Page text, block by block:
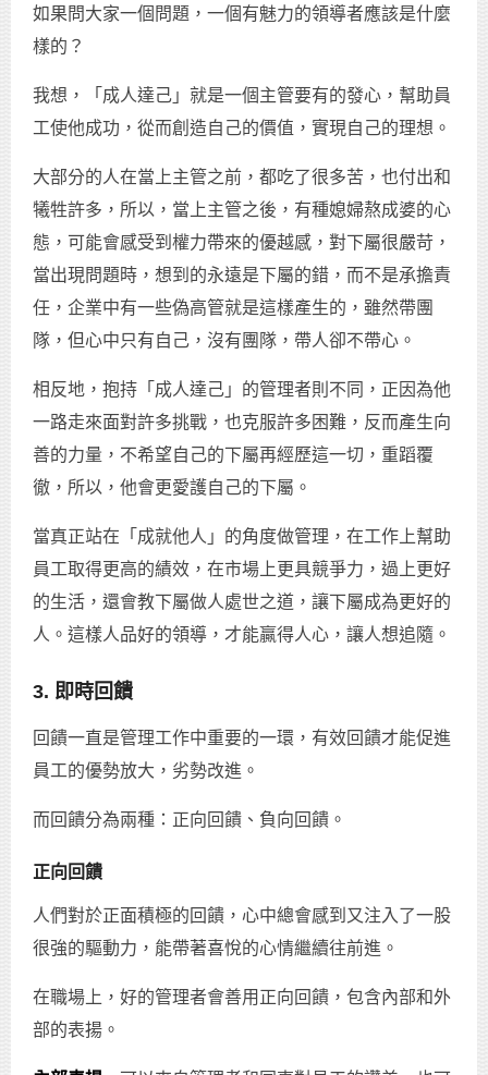
如果問大家一個問題，一個有魅力的領導者應該是什麼
樣的？
我想，「成人達己」就是一個主管要有的發心，幫助員
工使他成功，從而創造自己的價值，實現自己的理想。
大部分的人在當上主管之前，都吃了很多苦，也付出和
犧牲許多，所以，當上主管之後，有種媳婦熬成婆的心
態，可能會感受到權力帶來的優越感，對下屬很嚴苛，
當出現問題時，想到的永遠是下屬的錯，而不是承擔責
任，企業中有一些偽高管就是這樣產生的，雖然帶團
隊，但心中只有自己，沒有團隊，帶人卻不帶心。
相反地，抱持「成人達己」的管理者則不同，正因為他
一路走來面對許多挑戰，也克服許多困難，反而產生向
善的力量，不希望自己的下屬再經歷這一切，重蹈覆
徹，所以，他會更愛護自己的下屬。
當真正站在「成就他人」的角度做管理，在工作上幫助
員工取得更高的績效，在市場上更具競爭力，過上更好
的生活，還會教下屬做人處世之道，讓下屬成為更好的
人。這樣人品好的領導，才能贏得人心，讓人想追隨。
3. 即時回饋
回饋一直是管理工作中重要的一環，有效回饋才能促進
員工的優勢放大，劣勢改進。
而回饋分為兩種：正向回饋、負向回饋。
正向回饋
人們對於正面積極的回饋，心中總會感到又注入了一股
很強的驅動力，能帶著喜悅的心情繼續往前進。
在職場上，好的管理者會善用正向回饋，包含內部和外
部的表揚。